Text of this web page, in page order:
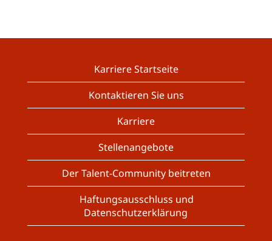
Karriere Startseite
Kontaktieren Sie uns
Karriere
Stellenangebote
Der Talent-Community beitreten
Haftungsausschluss und
Datenschutzerklärung